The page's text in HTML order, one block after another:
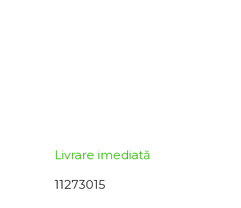
Livrare imediată
11273015